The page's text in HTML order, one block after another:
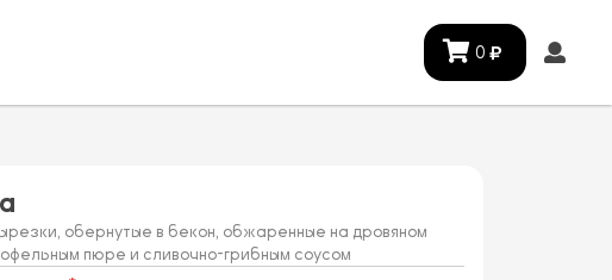
0
обернутые в бекон, обжаренные на дровяном
пюре и сливочно-грибным соусом